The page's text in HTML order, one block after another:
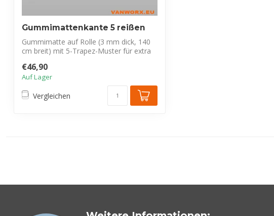
Gummimattenkante 5 reißen
Gummimatte auf Rolle (3 mm dick, 140
cm breit) mit 5-Trapez-Muster für extra
€46,90
Auf Lager
Vergleichen